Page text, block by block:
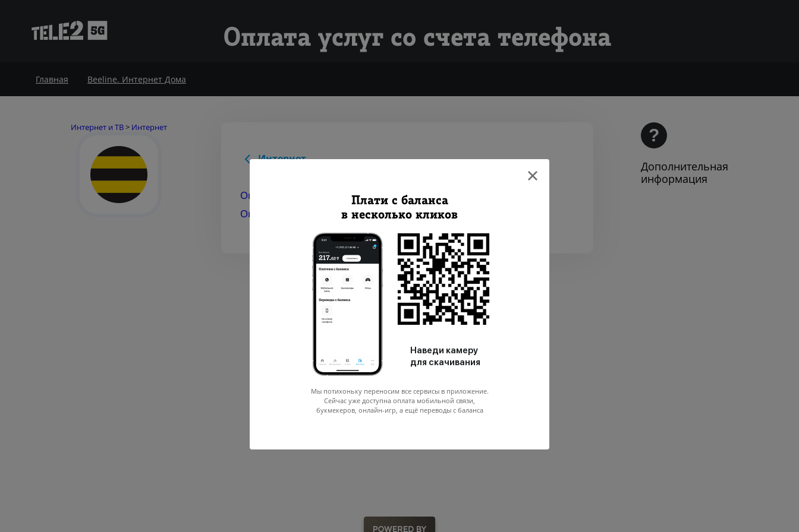
Оплата услуг со счета телефона
Плати с баланса
в несколько кликов
Наведи камеру
для скачивания
Мы потихоньку переносим все сервисы в приложение.
Сейчас уже доступна оплата мобильной связи,
букмекеров, онлайн-игр, а ещё переводы с баланса
Главная Beeline. Интернет Дома
Интернет и ТВ> Интернет
Интернет
Оплата по логину
Оплата по номеру телефона
?
Дополнительная
информация